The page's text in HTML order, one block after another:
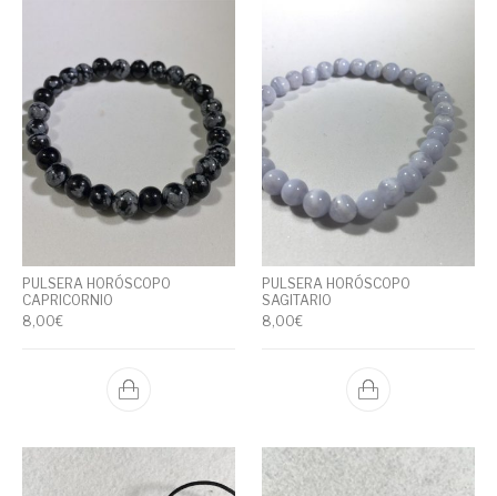
PULSERA HORÓSCOPO
CAPRICORNIO
8,00€
PULSERA HORÓSCOPO
SAGITARIO
8,00€